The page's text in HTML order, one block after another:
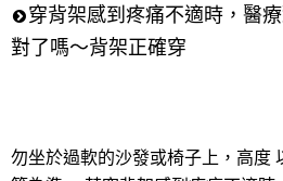
穿背架感到疼痛不適時，醫
對了嗎～背架正確穿
勿坐於過軟的沙發或椅子上，高度